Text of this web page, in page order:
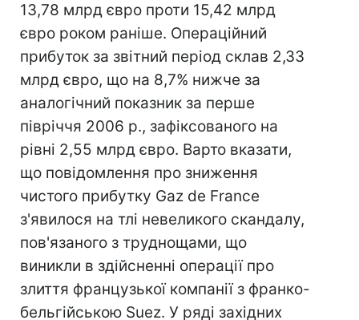
13,78 млрд євро проти 15,42 млрд
євро роком раніше. Операційний
прибуток за звітний період склав 2,33
млрд євро, що на 8,7% нижче за
аналогічний показник за перше
півріччя 2006 р., зафіксованого на
рівні 2,55 млрд євро. Варто вказати,
що повідомлення про зниження
чистого прибутку Gaz de France
з'явилося на тлі невеликого скандалу,
пов'язаного з труднощами, що
виникли в здійсненні операції про
злиття французької компанії з франко-
бельгійською Suez. У ряді західних